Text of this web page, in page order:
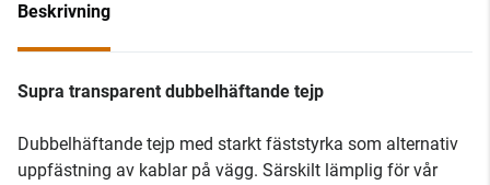
Beskrivning
Supra transparent dubbelhäftande tejp
Dubbelhäftande tejp med starkt fäststyrka som alternativ
uppfästning av kablar på vägg. Särskilt lämplig för vår